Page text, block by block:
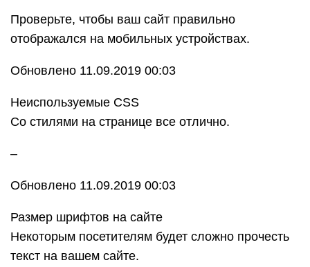
Проверьте, чтобы ваш сайт правильно
отображался на мобильных устройствах.
Обновлено 11.09.2019 00:03
Неиспользуемые CSS
Со стилями на странице все отлично.
–
Обновлено 11.09.2019 00:03
Размер шрифтов на сайте
Некоторым посетителям будет сложно прочесть
текст на вашем сайте.